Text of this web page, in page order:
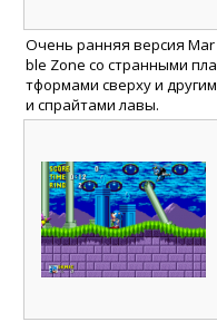
Очень ранняя версия Mar
ble Zone со странными пла
тформами сверху и другим
и спрайтами лавы.